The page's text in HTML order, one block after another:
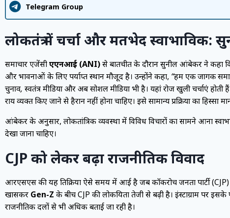
Telegram Group
लोकतंत्र में चर्चा और मतभेद
समाचार एजेंसीएएनआई (ANI)से बातचीत के दौरान सुनील आंबेकर ने कहा
और भावनाओं के लिए पर्याप्त स्थान मौजूद है। उन्होंने कहा, “हम एक जागरूक
चुनाव, स्वतंत्र मीडिया और अब सोशल मीडिया भी है। यहां रोज खुली चर्चाएं
राय व्यक्त किए जाने से हैरान नहीं होना चाहिए। इसे सामान्य प्रक्रिया का हिस्सा
आंबेकर के अनुसार, लोकतांत्रिक व्यवस्था में विविध विचारों का सामने आना
देखा जाना चाहिए।
CJP को लेकर बढ़ा राजनीतिक विवाद
आरएसएस की यह प्रतिक्रिया ऐसे समय में आई है जब कॉकरोच जनता पार्टी
खासकर Gen-Z के बीच CJP की लोकप्रियता तेजी से बढ़ी है। इंस्टाग्राम पर
राजनीतिक दलों से भी अधिक बताई जा रही है।